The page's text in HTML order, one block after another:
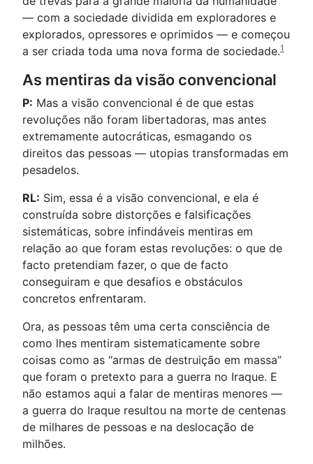
— com a sociedade dividida em exploradores e
explorados, opressores e oprimidos — e começou
a ser criada toda uma nova forma de sociedade.1
As mentiras da visão convencional
P: Mas a visão convencional é de que estas
revoluções não foram libertadoras, mas antes
extremamente autocráticas, esmagando os
direitos das pessoas — utopias transformadas em
pesadelos.
RL: Sim, essa é a visão convencional, e ela é
construída sobre distorções e falsificações
sistemáticas, sobre infindáveis mentiras em
relação ao que foram estas revoluções: o que de
facto pretendiam fazer, o que de facto
conseguiram e que desafios e obstáculos
concretos enfrentaram.
Ora, as pessoas têm uma certa consciência de
como lhes mentiram sistematicamente sobre
coisas como as “armas de destruição em massa”
que foram o pretexto para a guerra no Iraque. E
não estamos aqui a falar de mentiras menores —
a guerra do Iraque resultou na morte de centenas
de milhares de pessoas e na deslocação de
milhões.